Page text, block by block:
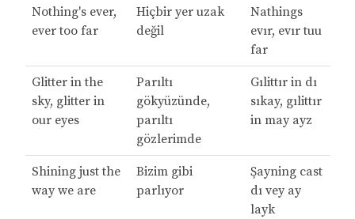
Nothing's ever,
ever too far
Hiçbir yer uzak
değil
Nathings
evır, evır tuu
far
Glitter in the
sky, glitter in
our eyes
Parıltı
gökyüzünde,
parıltı
gözlerimde
Gılittır in dı
sıkay, gılittır
in may ayz
Shining just the
way we are
Bizim gibi
parlıyor
Şayning cast
dı vey ay
layk